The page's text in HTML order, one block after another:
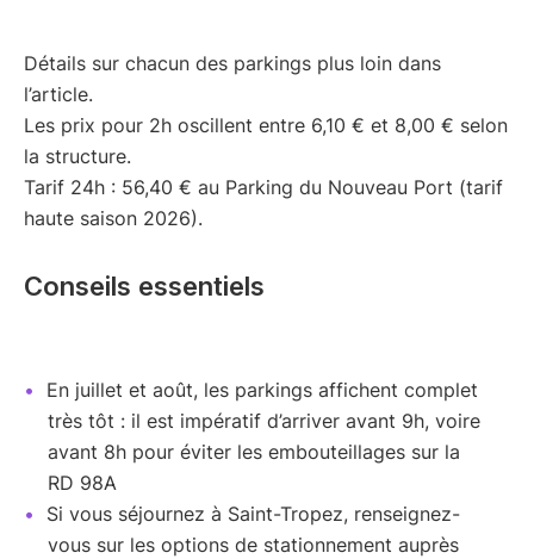
Détails sur chacun des parkings plus loin dans
l’article.
Les prix pour 2h oscillent entre 6,10 € et 8,00 € selon
la structure.
Tarif 24h : 56,40 € au Parking du Nouveau Port (tarif
haute saison 2026).
Conseils essentiels
En juillet et août, les parkings affichent complet
très tôt : il est impératif d’arriver avant 9h, voire
avant 8h pour éviter les embouteillages sur la
RD 98A
Si vous séjournez à Saint-Tropez, renseignez-
vous sur les options de stationnement auprès